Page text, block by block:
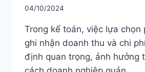
04/10/2024
Trong kế toán, việc lựa chọn
ghi nhận doanh thu và chi
định quan trọng, ảnh hưởng